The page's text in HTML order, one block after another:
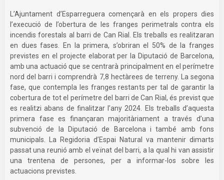
L’Ajuntament d’Esparreguera començarà en els propers dies
l’execució de l’obertura de les franges perimetrals contra els
incendis forestals al barri de Can Rial. Els treballs es realitzaran
en dues fases. En la primera, s’obriran el 50% de la franges
previstes en el projecte elaborat per la Diputació de Barcelona,
amb una actuació que se centrarà principalment en el perímetre
nord del barri i comprendrà 7,8 hectàrees de terreny. La segona
fase, que contempla les franges restants per tal de garantir la
cobertura de tot el perímetre del barri de Can Rial, és previst que
es realitzi abans de finalitzar l’any 2024. Els treballs d’aquesta
primera fase es finançaran majoritàriament a través d’una
subvenció de la Diputació de Barcelona i també amb fons
municipals. La Regidoria d’Espai Natural va mantenir dimarts
passat una reunió amb el veïnat del barri, a la qual hi van assistir
una trentena de persones, per a informar-los sobre les
actuacions previstes.